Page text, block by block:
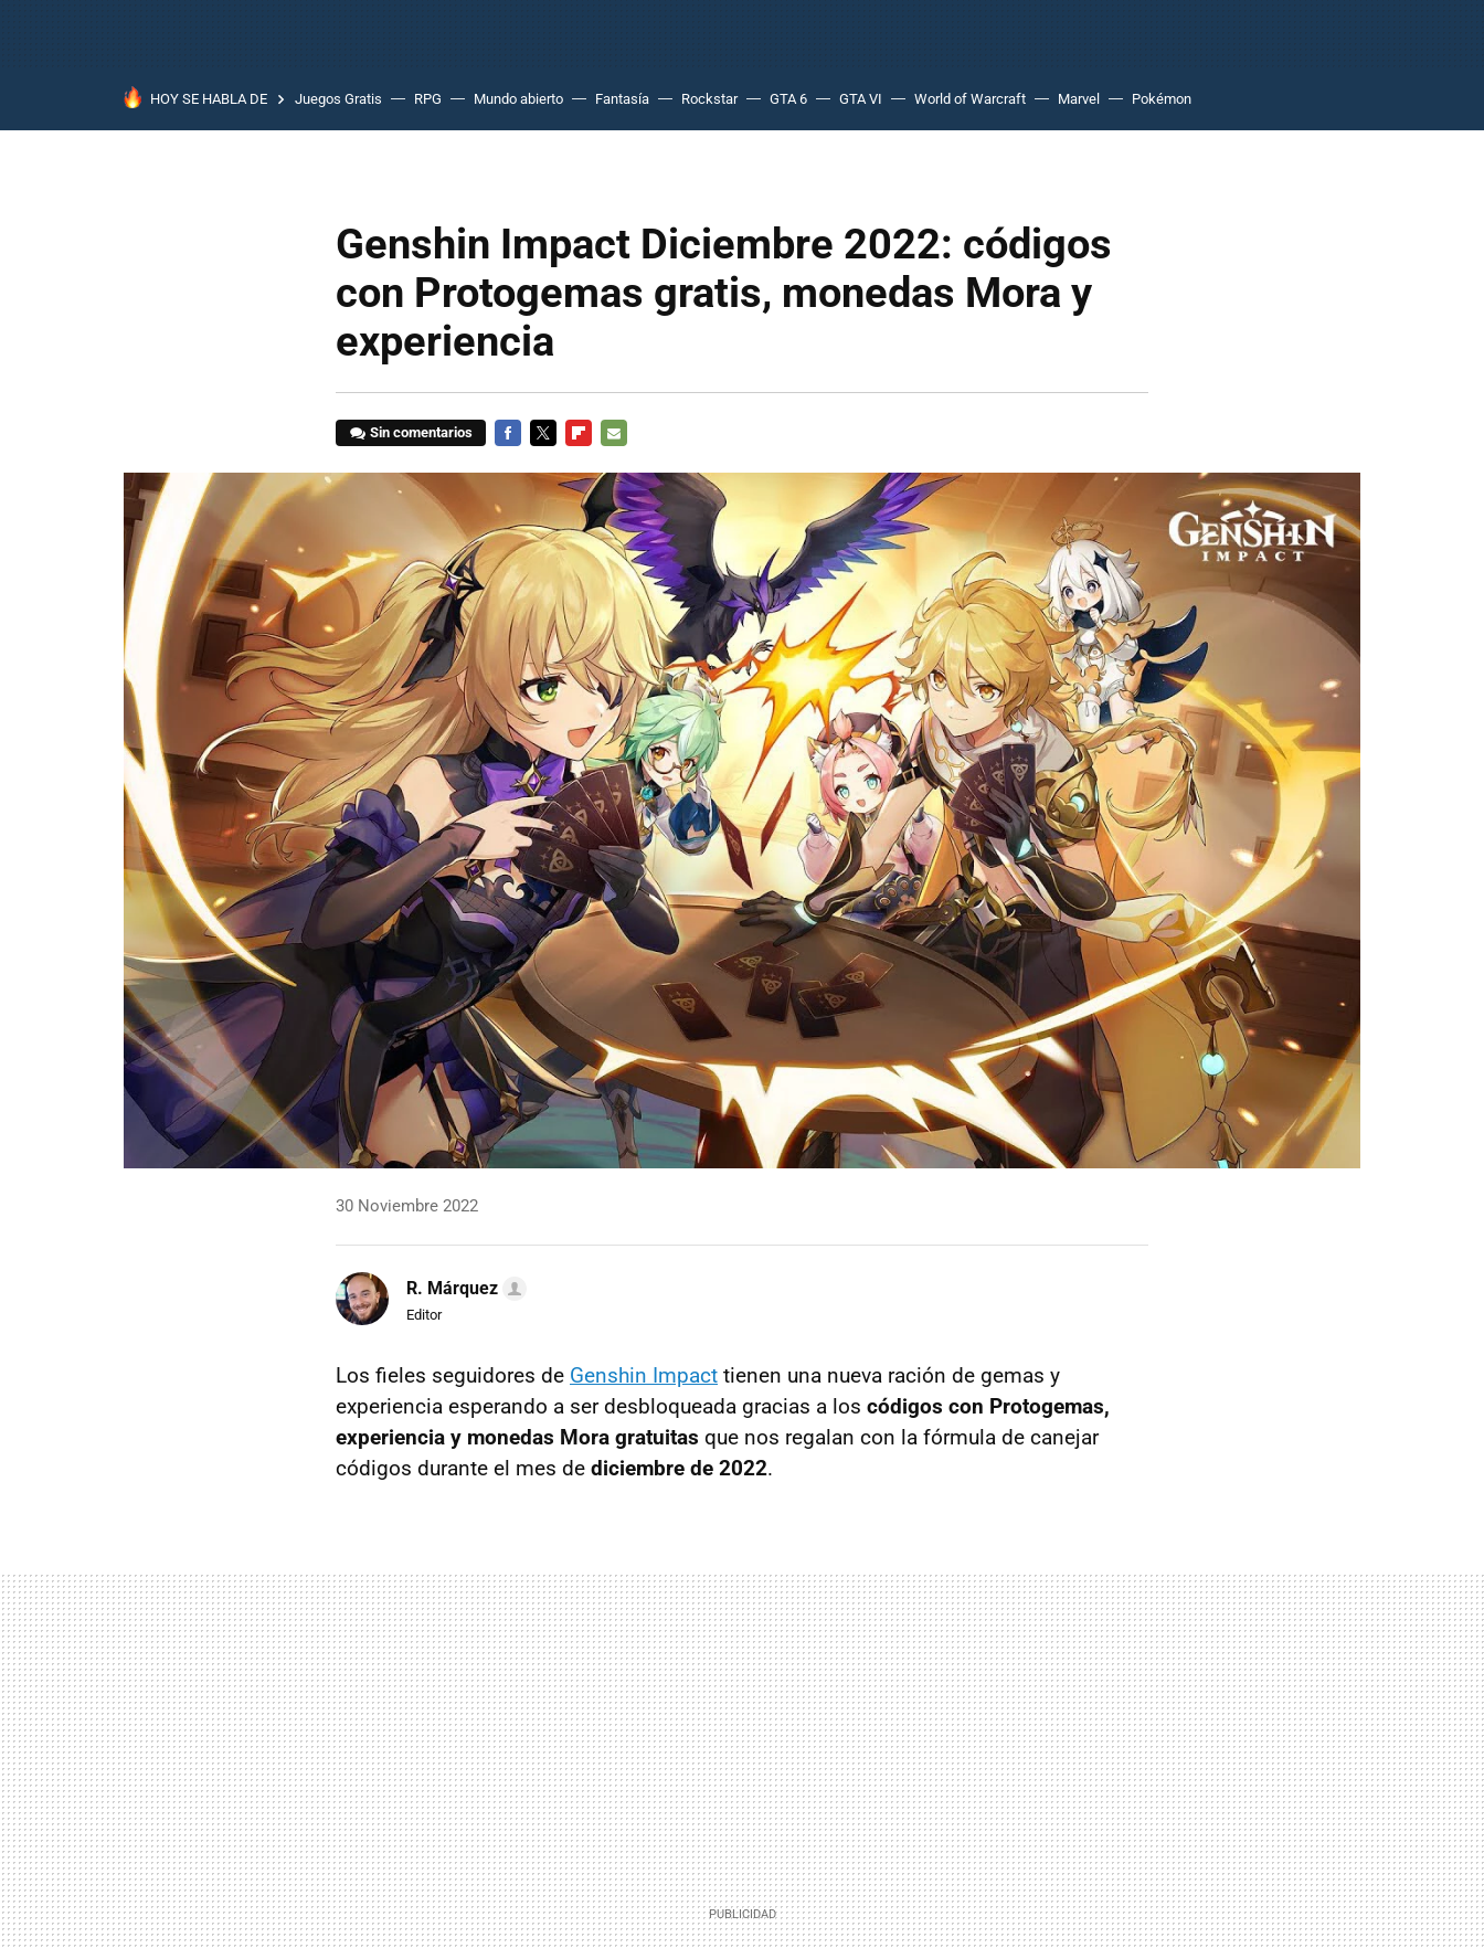
HOY SE HABLA DE Juegos Gratis RPG Mundo abierto Fantasía Rockstar GTA 6 GTA VI World of Warcraft Marvel Pokémon
Genshin Impact Diciembre 2022: códigos
con Protogemas gratis, monedas Mora y
experiencia
Sin comentarios
MAIL
30 Noviembre 2022
R. Márquez
Editor
Los fieles seguidores de Genshin Impact tienen una nueva ración de gemas y
experiencia esperando a ser desbloqueada gracias a los códigos con Protogemas,
experiencia y monedas Mora gratuitas que nos regalan con la fórmula de canejar
códigos durante el mes de diciembre de 2022.